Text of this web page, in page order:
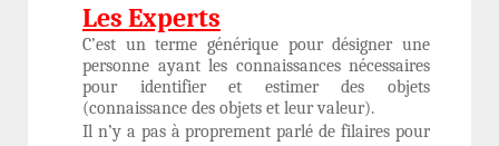
Les Experts
C’est un terme générique pour désigner une
personne ayant les connaissances nécessaires
pour identifier et estimer des objets
(connaissance des objets et leur valeur).
Il n’y a pas à proprement parlé de filaires pour